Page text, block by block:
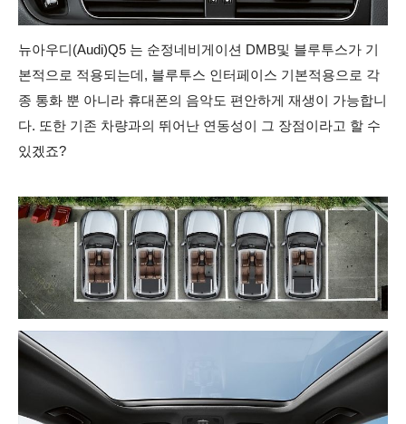
뉴아우디(Audi)Q5 는 순정네비게이션 DMB및 블루투스가 기
본적으로 적용되는데, 블루투스 인터페이스 기본적용으로 각
종 통화 뿐 아니라 휴대폰의 음악도 편안하게 재생이 가능합니
다. 또한 기존 차량과의 뛰어난 연동성이 그 장점이라고 할 수
있겠죠?